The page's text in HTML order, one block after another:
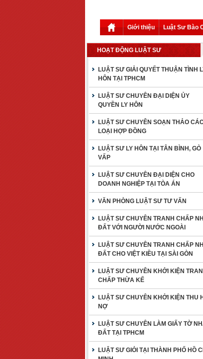
Giới thiệu Luật Sư Bào
HOẠT ĐỘNG LUẬT SƯ
LUẬT SƯ GIẢI QUYẾT THUẬN TÌNH
HÔN TẠI TPHCM
LUẬT SƯ CHUYÊN ĐẠI DIỆN ỦY
QUYỀN LY HÔN
LUẬT SƯ CHUYÊN SOẠN THẢO
LOẠI HỢP ĐỒNG
LUẬT SƯ LY HÔN TẠI TÂN BÌNH, GÒ
VẤP
LUẬT SƯ CHUYÊN ĐẠI DIỆN CHO
DOANH NGHIỆP TẠI TÒA ÁN
VĂN PHÒNG LUẬT SƯ TƯ VẤN
LUẬT SƯ CHUYÊN TRANH CHẤP
ĐẤT VỚI NGƯỜI NƯỚC NGOÀI
LUẬT SƯ CHUYÊN TRANH CHẤP
ĐẤT CHO VIỆT KIỀU TẠI SÀI GÒN
LUẬT SƯ CHUYÊN KHỞI KIỆN
CHẤP THỪA KẾ
LUẬT SƯ CHUYÊN KHỞI KIỆN THU
NỢ
LUẬT SƯ CHUYÊN LÀM GIẤY TỜ
ĐẤT TẠI TPHCM
LUẬT SƯ GIỎI TẠI THÀNH PHỐ HỒ